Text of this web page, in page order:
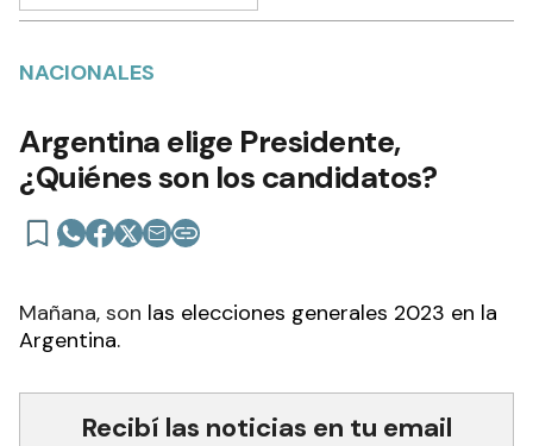
NACIONALES
Argentina elige Presidente,
¿Quiénes son los candidatos?
Mañana, son las elecciones generales 2023 en la
Argentina.
Recibí las noticias en tu email